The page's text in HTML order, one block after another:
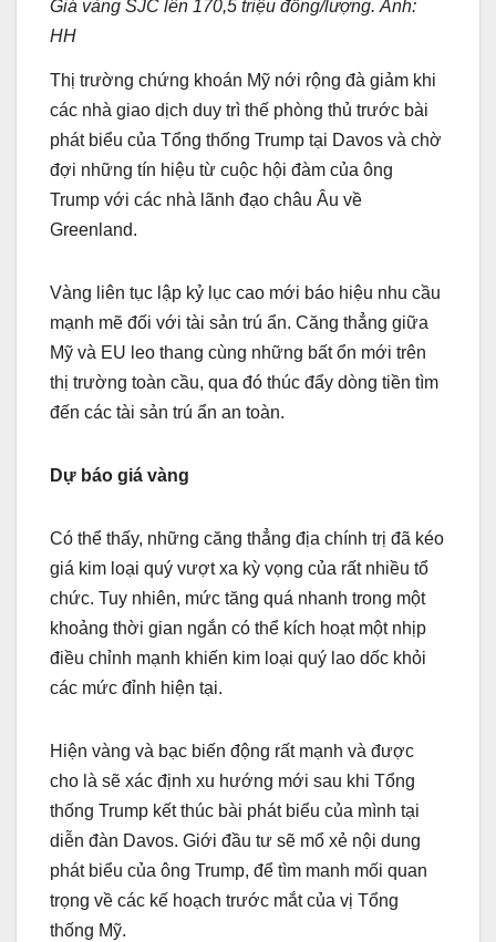
Giá vàng SJC lên 170,5 triệu đồng/lượng. Ảnh:
HH
Thị trường chứng khoán Mỹ nới rộng đà giảm khi
các nhà giao dịch duy trì thế phòng thủ trước bài
phát biểu của Tổng thống Trump tại Davos và chờ
đợi những tín hiệu từ cuộc hội đàm của ông
Trump với các nhà lãnh đạo châu Âu về
Greenland.
Vàng liên tục lập kỷ lục cao mới báo hiệu nhu cầu
mạnh mẽ đối với tài sản trú ẩn. Căng thẳng giữa
Mỹ và EU leo thang cùng những bất ổn mới trên
thị trường toàn cầu, qua đó thúc đẩy dòng tiền tìm
đến các tài sản trú ẩn an toàn.
Dự báo giá vàng
Có thể thấy, những căng thẳng địa chính trị đã kéo
giá kim loại quý vượt xa kỳ vọng của rất nhiều tổ
chức. Tuy nhiên, mức tăng quá nhanh trong một
khoảng thời gian ngắn có thể kích hoạt một nhịp
điều chỉnh mạnh khiến kim loại quý lao dốc khỏi
các mức đỉnh hiện tại.
Hiện vàng và bạc biến động rất mạnh và được
cho là sẽ xác định xu hướng mới sau khi Tổng
thống Trump kết thúc bài phát biểu của mình tại
diễn đàn Davos. Giới đầu tư sẽ mổ xẻ nội dung
phát biểu của ông Trump, để tìm manh mối quan
trọng về các kế hoạch trước mắt của vị Tổng
thống Mỹ.